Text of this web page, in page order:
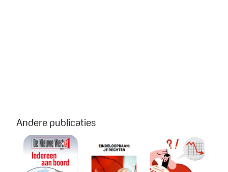
Andere publicaties
De Nieuwe Werker #4 2026
Eindeloopbaan: je rechten
Wegwijzer: